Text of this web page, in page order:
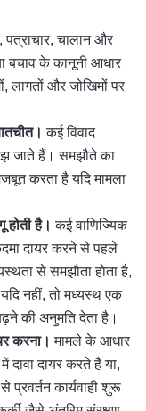
चालान और
बचाव के कानूनी आधार
लागतों और जोखिमों पर
कई विवाद
जाते हैं। समझौते का
करता है यदि मामला
होती है। कई वाणिज्यिक
दायर करने से पहले
से समझौता होता है,
नहीं, तो मध्यस्थ एक
की अनुमति देता है।
करना। मामले के आधार
दावा दायर करते हैं या,
प्रवर्तन कार्यवाही शुरू